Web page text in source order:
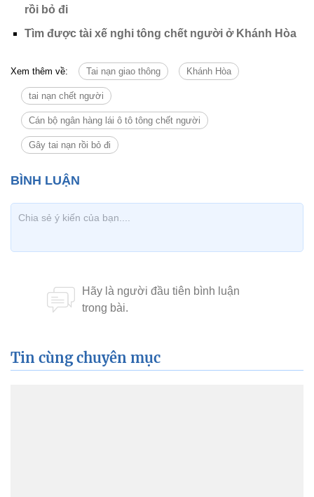
rồi bỏ đi
Tìm được tài xế nghi tông chết người ở Khánh Hòa
Xem thêm về: Tai nạn giao thông Khánh Hòa
tai nạn chết người
Cán bộ ngân hàng lái ô tô tông chết người
Gây tai nạn rồi bỏ đi
Tin cùng chuyên mục